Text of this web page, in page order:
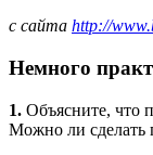
с сайта http://
Немного
1. Объясните, что
Можно ли сделать